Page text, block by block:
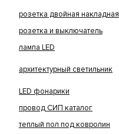
розетка двойная накладная
розетка и выключатель
лампа LED
архитектурный светильник
LED фонарики
провод СИП каталог
теплый пол под ковролин